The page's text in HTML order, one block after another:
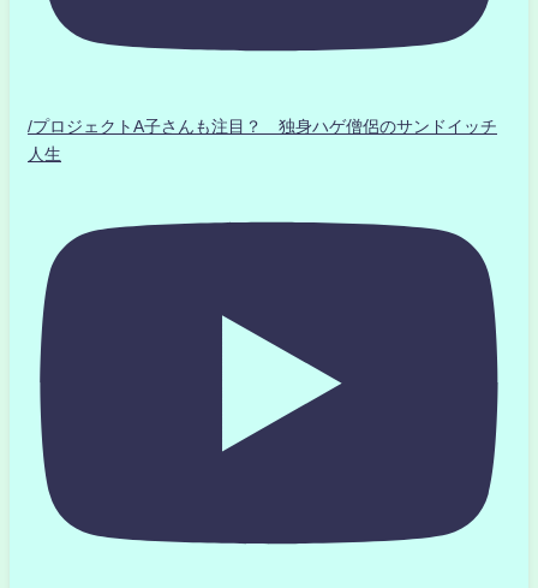
/プロジェクトA子さんも注目？ 独身ハゲ僧侶のサンドイッチ
人生